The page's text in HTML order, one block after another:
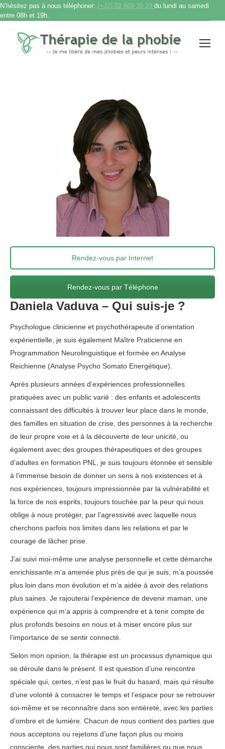
N’hésitez pas à nous téléphoner: (+32) 02 669 39 23 du lundi au samedi
entre 08h et 19h.
Daniela Vaduva – Qui suis-je ?
Psychologue clinicienne et psychothérapeute d’orientation
expérientielle, je suis également Maître Praticienne en
Programmation Neurolinguistique et formée en Analyse
Reichienne (Analyse Psycho Somato Energétique).
Après plusieurs années d’expériences professionnelles
pratiquées avec un public varié : des enfants et adolescents
connaissant des difficultés à trouver leur place dans le monde,
des familles en situation de crise, des personnes à la recherche
de leur propre voie et à la découverte de leur unicité, ou
également avec des groupes thérapeutiques et des groupes
d’adultes en formation PNL, je suis toujours étonnée et sensible
à l’immense besoin de donner un sens à nos existences et à
nos expériences, toujours impressionnée par la vulnérabilité et
la force de nos esprits, toujours touchée par la peur qui nous
oblige à nous protéger, par l’agressivité avec laquelle nous
cherchons parfois nos limites dans les relations et par le
courage de lâcher prise.
J’ai suivi moi-même une analyse personnelle et cette démarche
enrichissante m’a amenée plus près de qui je suis, m’a poussée
plus loin dans mon évolution et m’a aidée à avoir des relations
plus saines. Je rajouterai l’expérience de devenir maman, une
expérience qui m’a appris à comprendre et à tenir compte de
plus profonds besoins en nous et à miser encore plus sur
l’importance de se sentir connecté.
Selon mon opinion, la thérapie est un processus dynamique qui
se déroule dans le présent. Il est question d’une rencontre
spéciale qui, certes, n’est pas le fruit du hasard, mais qui résulte
d’une volonté à consacrer le temps et l’espace pour se retrouver
soi-même et se reconnaître dans son entièreté, avec les parties
d’ombre et de lumière. Chacun de nous contient des parties que
nous acceptons ou rejetons d’une façon plus ou moins
consciente, des parties qui nous sont familières ou que nous
Rendez-vous par Internet
Rendez-vous par Téléphone